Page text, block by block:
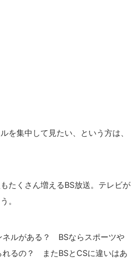
を集中して見たい、という方は、
たくさん増えるBS放送。テレビが
。
ネルがある？ BSならスポーツや
るの？ またBSとCSに違いはあ